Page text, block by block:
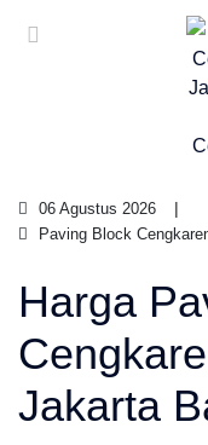
06 Agustus 2026
Paving Block
Harga
Jakarta